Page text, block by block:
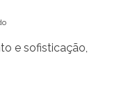
e sofisticação,